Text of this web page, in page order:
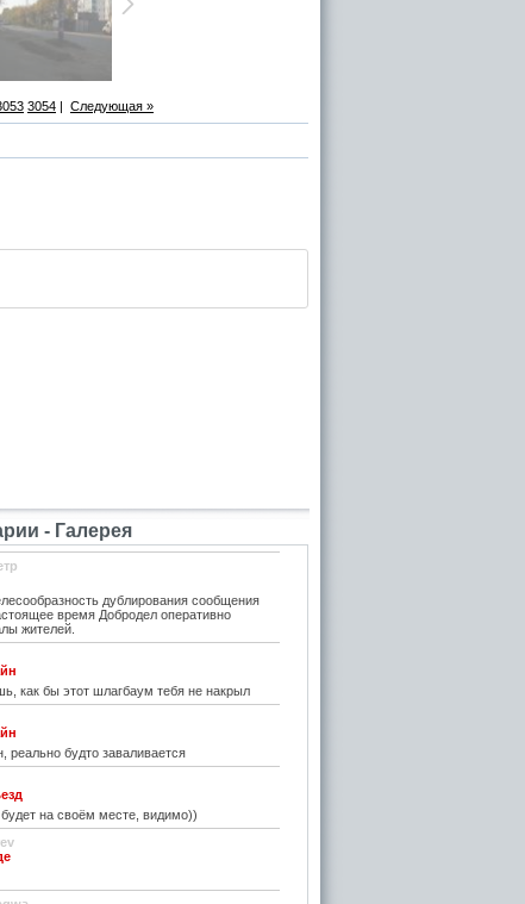
3054 | Следующая »
- Галерея
дублирования сообщения
время Добродел оперативно
жителей.
как бы этот шлагбаум тебя не накрыл
реально будто заваливается
будет на своём месте, видимо))